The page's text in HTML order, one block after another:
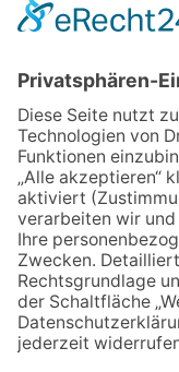
02.07.2026
04.06.2026
23.07.2026
06.08.2026
13.05.2026